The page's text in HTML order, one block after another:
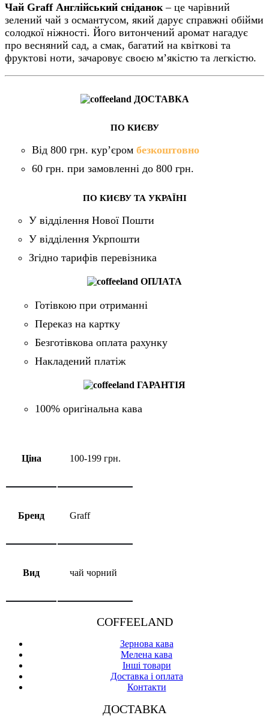
Чай Graff Англійський сніданок – це чарівний
зелений чай з османтусом, який дарує справжні обійми
солодкої ніжності. Його витончений аромат нагадує
про весняний сад, а смак, багатий на квіткові та
фруктові ноти, зачаровує своєю м’якістю та легкістю.
ДОСТАВКА
ПО КИЄВУ
Від 800 грн. кур’єром безкоштовно
60 грн. при замовленні до 800 грн.
ПО КИЄВУ ТА УКРАЇНІ
У відділення Нової Пошти
У відділення Укрпошти
Згідно тарифів перевізника
ОПЛАТА
Готівкою при отриманні
Переказ на картку
Безготівкова оплата рахунку
Накладений платіж
ГАРАНТІЯ
100% оригінальна кава
Ціна 100-199 грн.
Бренд Graff
Вид чай чорний
COFFEELAND
Зернова кава
Мелена кава
Інші товари
Доставка і оплата
Контакти
ДОСТАВКА